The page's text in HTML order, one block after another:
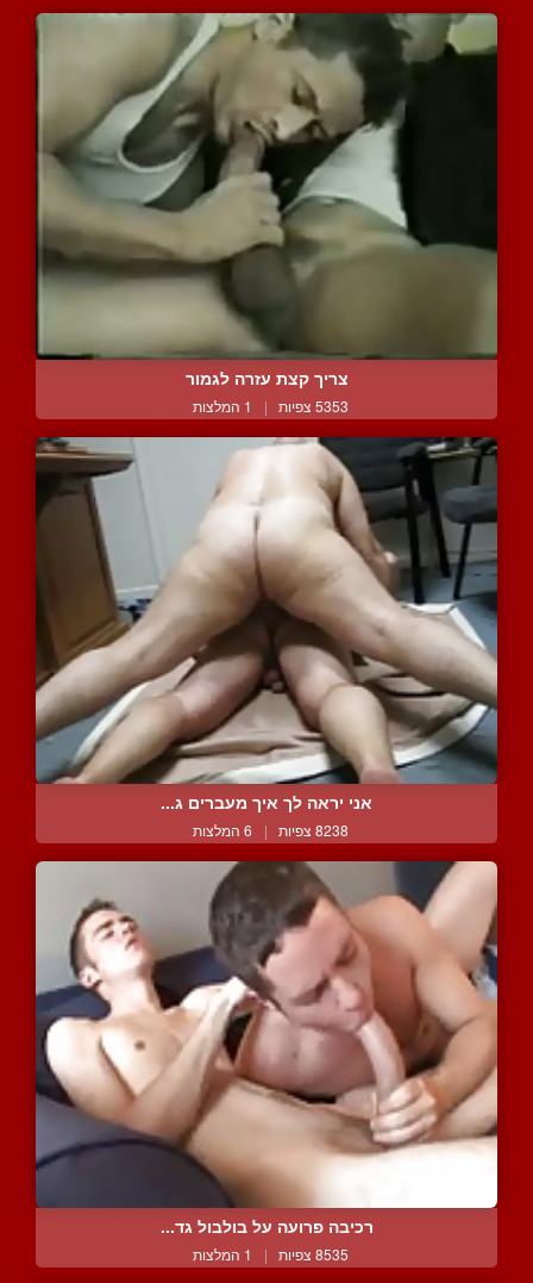
צריך קצת עזרה לגמור
5353 צפיות | 1 המלצות
אני יראה לך איך מעברים ג...
8238 צפיות | 6 המלצות
רכיבה פרועה על בולבול גד...
8535 צפיות | 1 המלצות